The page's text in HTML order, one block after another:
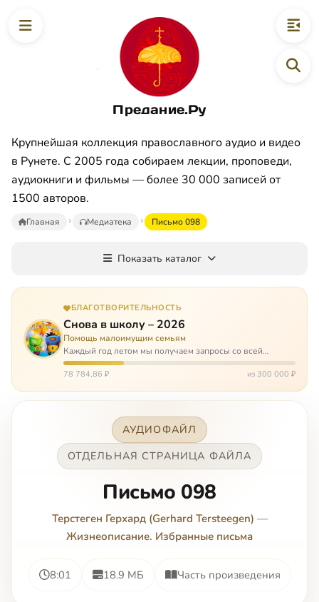
Предание.Ру
Крупнейшая коллекция православного аудио и видео
в Рунете. С 2005 года собираем лекции, проповеди,
аудиокниги и фильмы — более 30 000 записей от
1500 авторов.
Главная Медиатека Письмо 098
Показать каталог
БЛАГОТВОРИТЕЛЬНОСТЬ
Снова в школу – 2026
Помощь малоимущим семьям
Каждый год летом мы получаем запросы со всей
России: помогите собраться в школу. Семьи с больными
детьми или родителями, семьи без пап или мам,
78 784,86 ₽ из 300 000 ₽
АУДИОФАЙЛ
ОТДЕЛЬНАЯ СТРАНИЦА ФАЙЛА
Письмо 098
Терстеген Герхард (Gerhard Tersteegen) —
Жизнеописание. Избранные письма
8:01 18.9 МБ Часть произведения